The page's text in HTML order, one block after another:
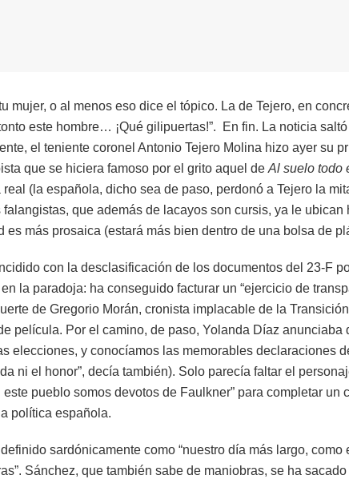
mujer, o al menos eso dice el tópico. La de Tejero, en
este hombre… ¡Qué gilipuertas!”. En fin. La noticia
el teniente coronel Antonio Tejero Molina hizo ayer su
que se hiciera famoso por el grito aquel de Al suelo todo
(la española, dicho sea de paso, perdonó a Tejero la
que además de lacayos son cursis, ya le
es más prosaica (estará más bien dentro de una bolsa de
con la desclasificación de los documentos del 23-F
la paradoja: ha conseguido facturar un “ejercicio de
de Gregorio Morán, cronista implacable de la
película. Por el camino, de paso, Yolanda Díaz anunciaba
elecciones, y conocíamos las memorables declaraciones
ni el honor”, decía también). Solo parecía faltar el
este pueblo somos devotos de Faulkner” para completar un
política española.
sardónicamente como “nuestro día más largo,
Sánchez, que también sabe de maniobras, se ha